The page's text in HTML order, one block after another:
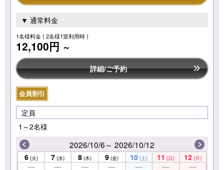
▼ 通常料金
1名様料金( 2名様1室利用時 )
12,100円 ～
詳細/ご予約
会員割引
定員
1～2名様
2026/10/6～ 2026/10/12
6 (火) 7 (水) 8 (木) 9 (金) 10 (土) 11 (日) 12 (月)